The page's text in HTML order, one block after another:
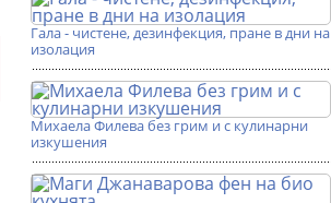
Гала - чистене, дезинфекция, пране в дни на
изолация
Михаела Филева без грим и с кулинарни
изкушения